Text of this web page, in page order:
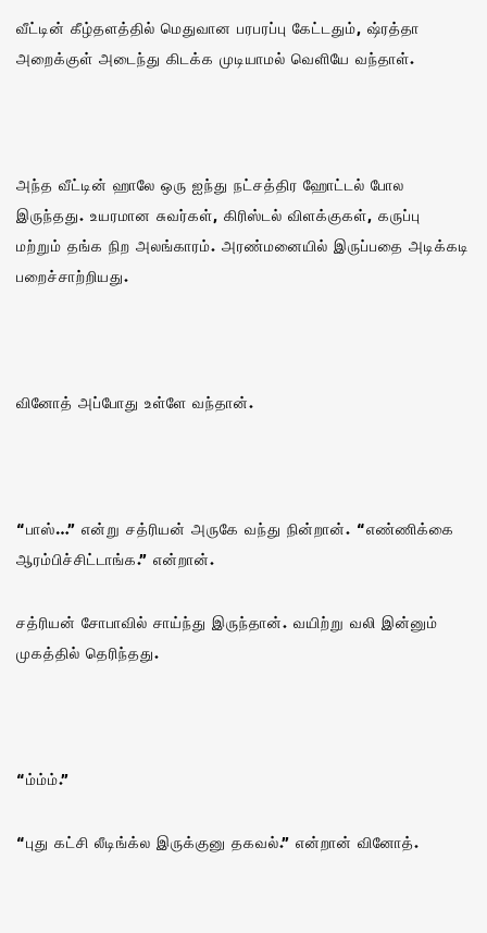
வீட்டின் கீழ்தளத்தில் மெதுவான பரபரப்பு கேட்டதும், ஷ்ரத்தா
அறைக்குள் அடைந்து கிடக்க முடியாமல் வெளியே வந்தாள்.
அந்த வீட்டின் ஹாலே ஒரு ஐந்து நட்சத்திர ஹோட்டல் போல
இருந்தது. உயரமான சுவர்கள், கிரிஸ்டல் விளக்குகள், கருப்பு
மற்றும் தங்க நிற அலங்காரம். அரண்மனையில் இருப்பதை அடிக்கடி
பறைச்சாற்றியது.
வினோத் அப்போது உள்ளே வந்தான்.
“பாஸ்…” என்று சத்ரியன் அருகே வந்து நின்றான். “எண்ணிக்கை
ஆரம்பிச்சிட்டாங்க.” என்றான்.
சத்ரியன் சோபாவில் சாய்ந்து இருந்தான். வயிற்று வலி இன்னும்
முகத்தில் தெரிந்தது.
“ம்ம்ம்.”
“புது கட்சி லீடிங்க்ல இருக்குனு தகவல்.” என்றான் வினோத்.